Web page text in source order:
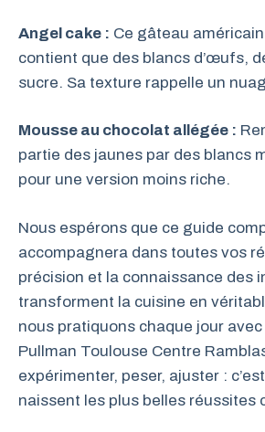
Angel cake : Ce gâteau
contient que des blancs d’œufs,
sucre. Sa texture rappelle un
Mousse au chocolat allégée :
partie des jaunes par des blancs
pour une version moins riche.
Nous espérons que ce guide
accompagnera dans toutes vos
précision et la connaissance des
transforment la cuisine en
nous pratiquons chaque jour
Pullman Toulouse Centre
expérimenter, peser, ajuster :
naissent les plus belles réussites